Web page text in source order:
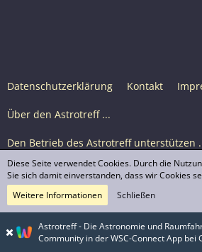
Datenschutzerklärung Kontakt
Über den Astrotreff ...
Den Betrieb des Astrotreff unterstützen
Nutzungsbedingungen
© Astrotreff 2001-2026,
sofern für einzelne Inhalte nicht
Astrotreff - Die Astronomie und
Community in der WSC-Connect App bei
Diese Seite verwendet Cookies. Durch die
Sie sich damit einverstanden, dass wir Cookies
Weitere Informationen
Schließen